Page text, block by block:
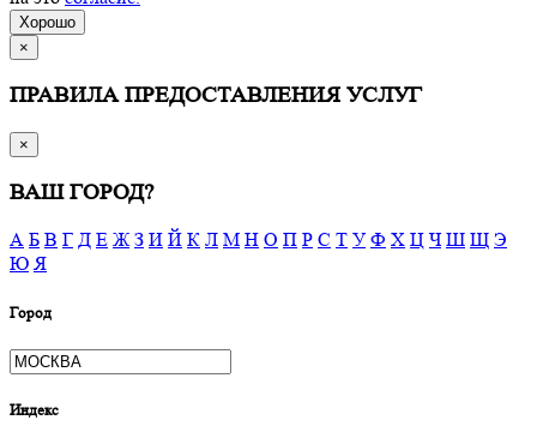
Хорошо
×
ПРАВИЛА ПРЕДОСТАВЛЕНИЯ УСЛУГ
×
ВАШ ГОРОД?
А Б В Г Д Е Ж З И Й К Л М Н О П Р С Т У Ф Х Ц Ч Ш Щ Э
Ю Я
Город
Индекс